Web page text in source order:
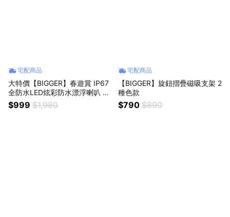
宅配商品
大特價【BIGGER】春遊賞 IP67
全防水LED炫彩防水漂浮喇叭 藍
色 戶外 親子 遊戲
$999 $1,980
宅配商品
【BIGGER】旋鈕摺疊磁吸支架 2
種色款
$790 $890